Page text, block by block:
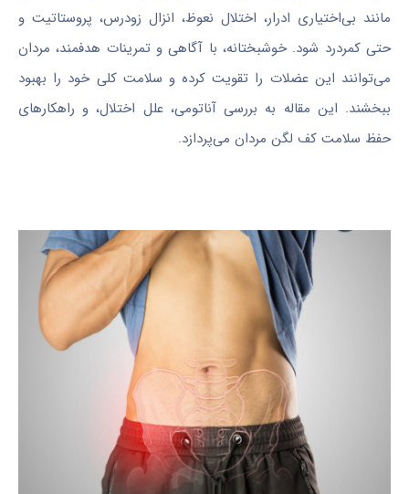
مانند بی‌اختیاری ادرار، اختلال نعوظ، انزال زودرس، پروستاتیت و
حتی کمردرد شود. خوشبختانه، با آگاهی و تمرینات هدفمند، مردان
می‌توانند این عضلات را تقویت کرده و سلامت کلی خود را بهبود
ببخشند. این مقاله به بررسی آناتومی، علل اختلال، و راهکارهای
حفظ سلامت کف لگن مردان می‌پردازد.